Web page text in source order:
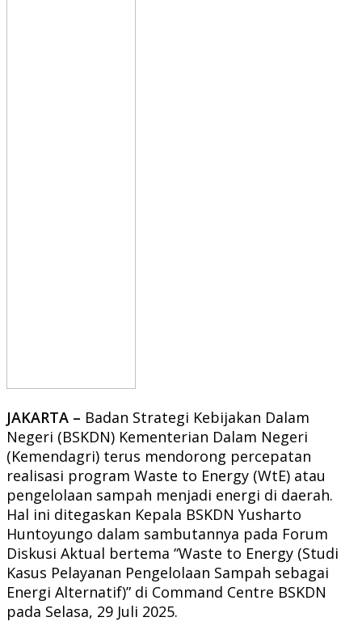
JAKARTA – Badan Strategi Kebijakan Dalam
Negeri (BSKDN) Kementerian Dalam Negeri
(Kemendagri) terus mendorong percepatan
realisasi program Waste to Energy (WtE) atau
pengelolaan sampah menjadi energi di daerah.
Hal ini ditegaskan Kepala BSKDN Yusharto
Huntoyungo dalam sambutannya pada Forum
Diskusi Aktual bertema “Waste to Energy (Studi
Kasus Pelayanan Pengelolaan Sampah sebagai
Energi Alternatif)” di Command Centre BSKDN
pada Selasa, 29 Juli 2025.